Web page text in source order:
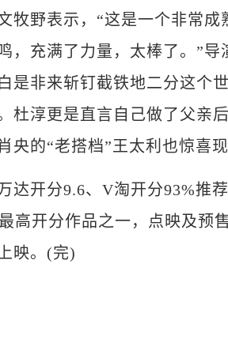
野表示，“这是一个非常成
，充满了力量，太棒了。”
是非来斩钉截铁地二分这个
杜淳更是直言自己做了父亲
央的“老搭档”王太利也惊喜
开分9.6、V淘开分93%推荐
高开分作品之一，点映及预
映。(完)